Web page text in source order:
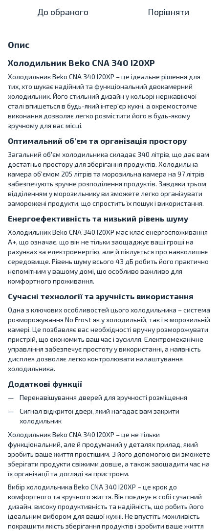
До обраного Порівняти
Опис
Холодильник Beko CNA 340 I20XP
Холодильник Beko CNA 340 I20XP – це ідеальне рішення для
тих, хто шукає надійний та функціональний двокамерний
холодильник. Його стильний дизайн у кольорі нержавіючої
сталі впишеться в будь-який інтер'єр кухні, а окремостояче
виконання дозволяє легко розмістити його в будь-якому
зручному для вас місці.
Оптимальний об'єм та організація простору
Загальний об'єм холодильника складає 340 літрів, що дає вам
достатньо простору для зберігання продуктів. Холодильна
камера об'ємом 205 літрів та морозильна камера на 97 літрів
забезпечують зручне розподілення продуктів. Завдяки трьом
відділенням у морозильнику ви зможете легко організувати
заморожені продукти, що спростить їх пошук і використання.
Енергоефективність та низький рівень шуму
Холодильник Beko CNA 340 I20XP має клас енергоспоживання
A+, що означає, що він не тільки заощаджує ваші гроші на
рахунках за електроенергію, але й піклується про навколишнє
середовище. Рівень шуму всього 43 дБ робить його практично
непомітним у вашому домі, що особливо важливо для
комфортного проживання.
Сучасні технології та зручність використання
Одна з ключових особливостей цього холодильника – система
розморожування No Frost як у холодильній, так і в морозильній
камері. Це позбавляє вас необхідності вручну розморожувати
пристрій, що економить ваш час і зусилля. Електромеханічне
управління забезпечує простоту у використанні, а наявність
дисплея дозволяє легко контролювати налаштування
холодильника.
Додаткові функції
Перенавішування дверей для зручності розміщення
Сигнал відкритої двері, який нагадає вам закрити
холодильник
Холодильник Beko CNA 340 I20XP – це не тільки
функціональний, але й продуманий у деталях прилад, який
зробить ваше життя простішим. З його допомогою ви зможете
зберігати продукти свіжими довше, а також заощадити час на
їх організації та догляді за пристроєм.
Вибір холодильника Beko CNA 340 I20XP – це крок до
комфортного та зручного життя. Він поєднує в собі сучасний
дизайн, високу продуктивність та надійність, що робить його
ідеальним вибором для вашої кухні. Не впустіть можливість
покращити якість зберігання продуктів і зробити ваше життя